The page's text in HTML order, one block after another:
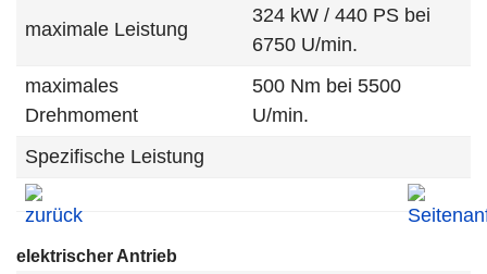
maximale Leistung
324 kW / 440 PS bei
6750 U/min.
maximales
Drehmoment
500 Nm bei 5500
U/min.
Spezifische Leistung
elektrischer Antrieb